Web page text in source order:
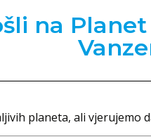
na
planeta, ali vjerujemo